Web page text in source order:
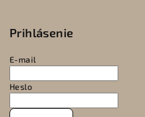
Prihlásenie
E-mail
Heslo